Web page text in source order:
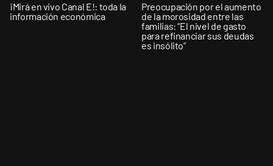
¡Mirá en vivo Canal E!: toda la
información económica
Preocupación por el aumento
de la morosidad entre las
familias: “El nivel de gasto
para refinanciar sus deudas
es insólito”